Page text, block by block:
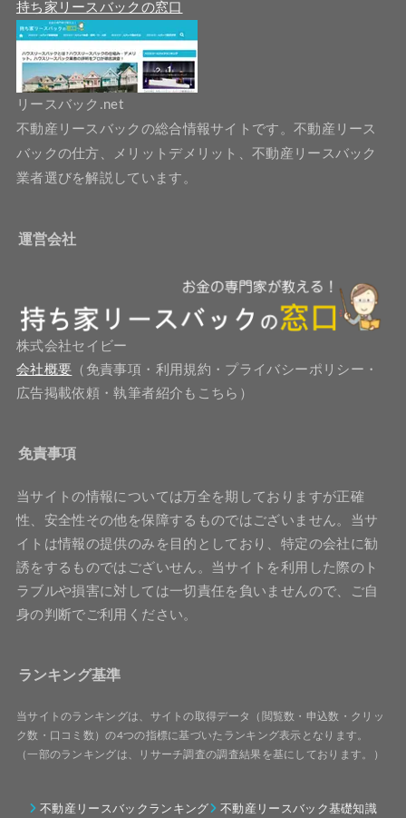
持ち家リースバックの窓口
リースバック.net
不動産リースバックの総合情報サイトです。不動産リース
バックの仕方、メリットデメリット、不動産リースバック
業者選びを解説しています。
運営会社
株式会社セイビー
会社概要 （免責事項・利用規約・プライバシーポリシー・
広告掲載依頼・執筆者紹介もこちら）
免責事項
当サイトの情報については万全を期しておりますが正確
性、安全性その他を保障するものではございません。当サ
イトは情報の提供のみを目的としており、特定の会社に勧
誘をするものではございせん。当サイトを利用した際のト
ラブルや損害に対しては一切責任を負いませんので、ご自
身の判断でご利用ください。
ランキング基準
当サイトのランキングは、サイトの取得データ（閲覧数・申込数・クリッ
ク数・口コミ数）の4つの指標に基づいたランキング表示となります。
（一部のランキングは、リサーチ調査の調査結果を基にしております。）
不動産リースバックランキング 不動産リースバック基礎知識